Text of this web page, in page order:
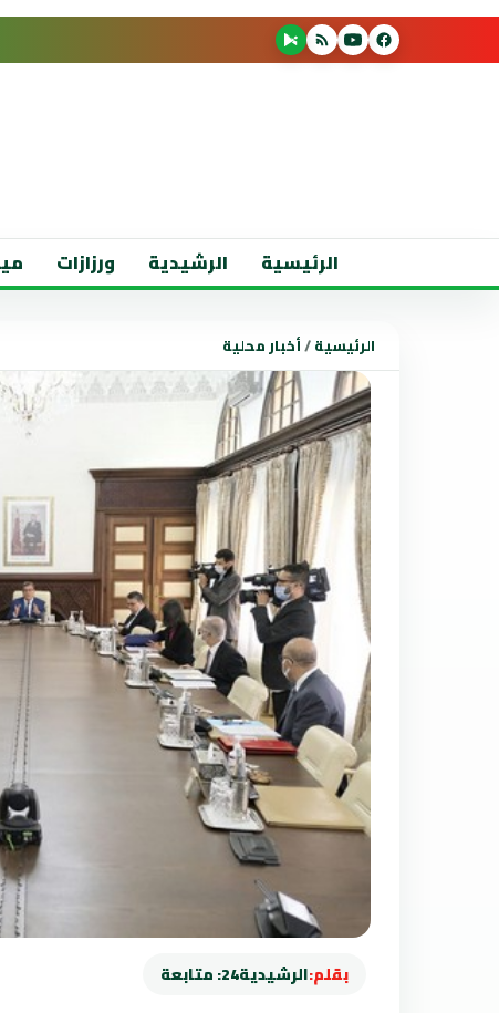
الرئيسية الرشيدية ورزازات
الرئيسية/أخبار محلية
بقلم:الرشيدية24: متابعة